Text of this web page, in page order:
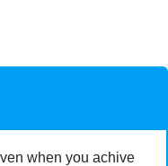
when you achive